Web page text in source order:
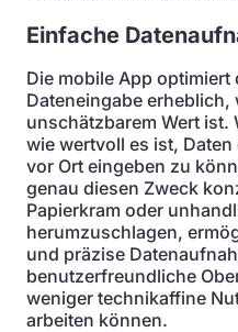
Einfache
Die mobile App optimiert
Dateneingabe erheblich,
unschätzbarem Wert ist.
wie wertvoll es ist,
vor Ort eingeben zu
genau diesen Zweck
Papierkram oder
herumzuschlagen,
und präzise
benutzerfreundliche
weniger technikaffine
arbeiten können.